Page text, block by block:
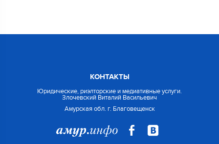
КОНТАКТЫ
Юридические, риэлторские и медиативные услуги.
Злочевский Виталий Васильевич
Амурская обл. г. Благовещенск